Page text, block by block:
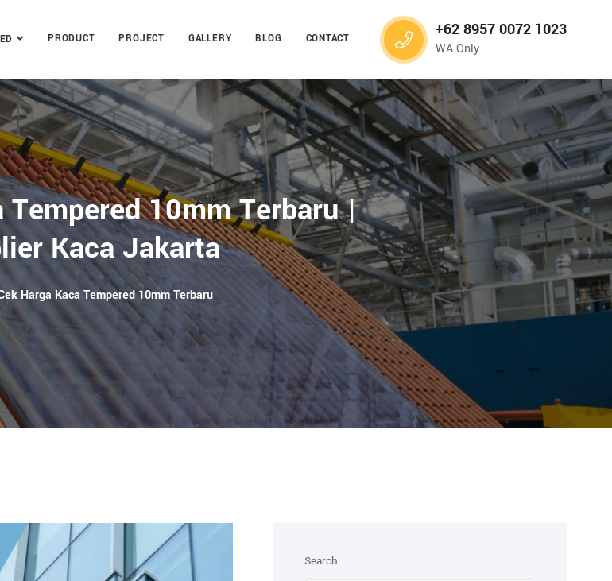
+62 8957 0072 1023
WA Only
PRODUCT PROJECT GALLERY BLOG CONTACT
Tempered 10mm Terbaru |
Kaca Jakarta
Harga Kaca Tempered 10mm Terbaru
Search